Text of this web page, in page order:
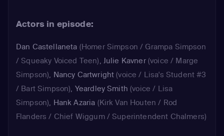
Actors in episode:
Dan Castellaneta (Homer Simpson / Grampa Simpson
/ Squeaky Voiced Teen), Julie Kavner(voice / Marge
Simpson), Nancy Cartwright (voice / Lisa's Student #3
/ Bart Simpson), Yeardley Smith (voice / Lisa
Simpson), Hank Azaria (Kirk Van Houten / Rod
Flanders / Chief Wiggum / Superintendent Chalmers)